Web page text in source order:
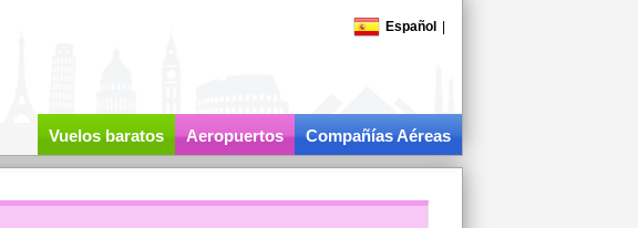
Español
Vuelos baratos Aeropuertos Compañías Aéreas